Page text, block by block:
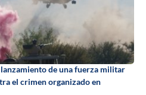
de una fuerza militar
el crimen organizado en